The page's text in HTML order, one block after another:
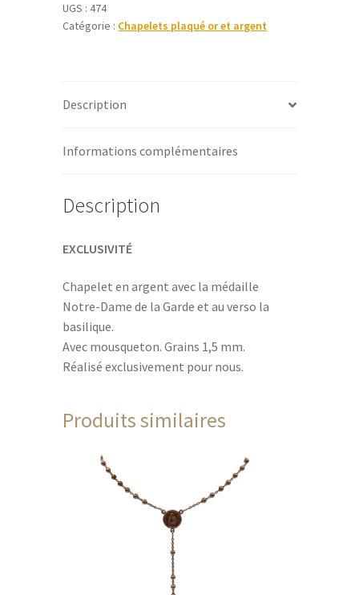
UGS :474
Catégorie : Chapelets plaqué or et argent
Description
Informations complémentaires
Description
EXCLUSIVITÉ
Chapelet en argent avec la médaille
Notre-Dame de la Garde et au verso la
basilique.
Avec mousqueton. Grains 1,5 mm.
Réalisé exclusivement pour nous.
Produits similaires